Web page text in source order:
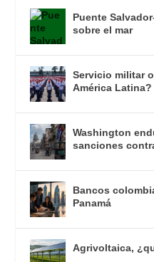
Puente
sobre el mar
Servicio militar
América Latina?
Washington
sanciones
Bancos
Panamá
Agrivoltaica,